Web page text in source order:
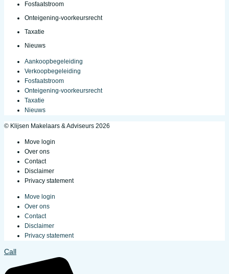
Fosfaatstroom
Onteigening-voorkeursrecht
Taxatie
Nieuws
Aankoopbegeleiding
Verkoopbegeleiding
Fosfaatstroom
Onteigening-voorkeursrecht
Taxatie
Nieuws
© Klijsen Makelaars & Adviseurs 2026
Move login
Over ons
Contact
Disclaimer
Privacy statement
Move login
Over ons
Contact
Disclaimer
Privacy statement
Call